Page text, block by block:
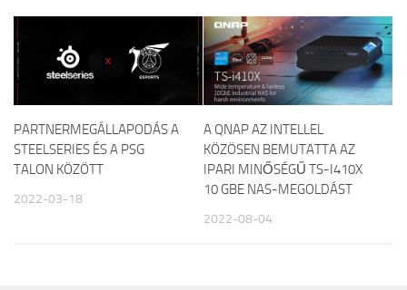
PARTNERMEGÁLLAPODÁS A
STEELSERIES ÉS A PSG
TALON KÖZÖTT
2022-03-18
A QNAP AZ INTELLEL
KÖZÖSEN BEMUTATTA AZ
IPARI MINŐSÉGŰ TS-I410X
10 GBE NAS-MEGOLDÁST
2022-08-04